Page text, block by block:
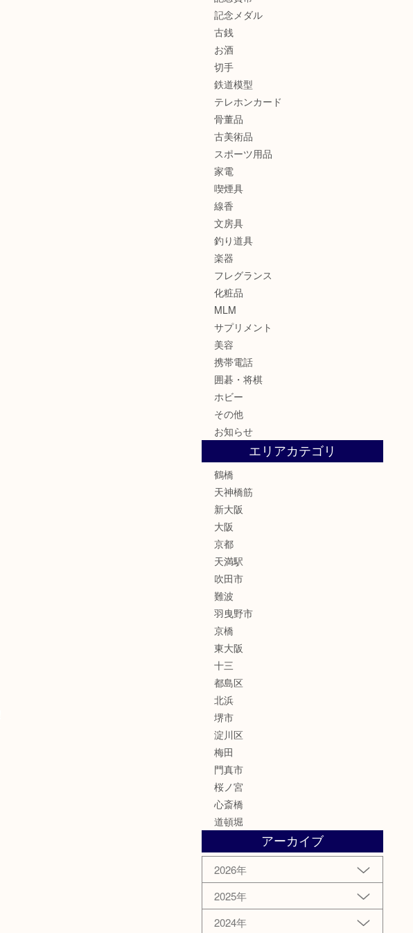
記念メダル
古銭
お酒
切手
鉄道模型
テレホンカード
骨董品
古美術品
スポーツ用品
家電
喫煙具
線香
文房具
釣り道具
楽器
フレグランス
化粧品
MLM
サプリメント
美容
携帯電話
囲碁・将棋
ホビー
その他
お知らせ
エリアカテゴリ
鶴橋
天神橋筋
新大阪
大阪
京都
天満駅
吹田市
難波
羽曳野市
京橋
東大阪
十三
都島区
北浜
堺市
淀川区
梅田
門真市
桜ノ宮
心斎橋
道頓堀
アーカイブ
2026年
2025年
2024年